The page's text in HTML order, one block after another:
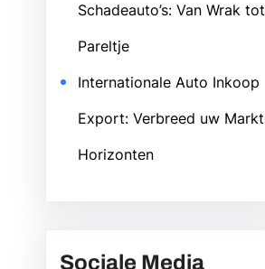
Schadeauto’s: Van Wrak tot
Pareltje
Internationale Auto Inkoop
Export: Verbreed uw Markt
Horizonten
Sociale Media